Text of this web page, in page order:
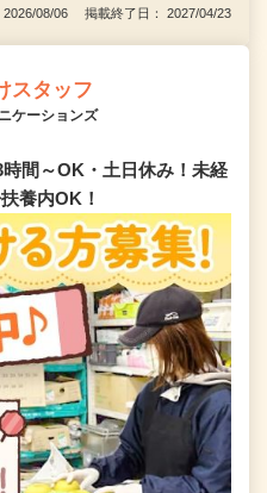
2026/08/06 掲載終了日： 2027/04/23
スタッフ
ケーションズ
時間～OK・土日休み！未経
養内OK！